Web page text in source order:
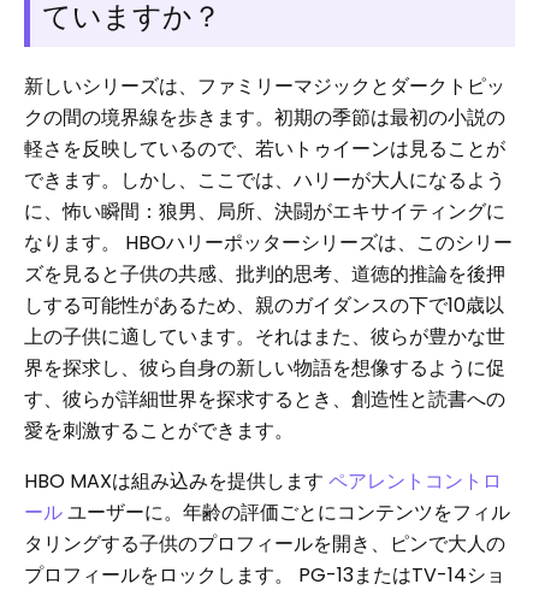
ていますか？
新しいシリーズは、ファミリーマジックとダークトピッ
クの間の境界線を歩きます。初期の季節は最初の小説の
軽さを反映しているので、若いトゥイーンは見ることが
できます。しかし、ここでは、ハリーが大人になるよう
に、怖い瞬間：狼男、局所、決闘がエキサイティングに
なります。 HBOハリーポッターシリーズは、このシリー
ズを見ると子供の共感、批判的思考、道徳的推論を後押
しする可能性があるため、親のガイダンスの下で10歳以
上の子供に適しています。それはまた、彼らが豊かな世
界を探求し、彼ら自身の新しい物語を想像するように促
す、彼らが詳細世界を探求するとき、創造性と読書への
愛を刺激することができます。
HBO MAXは組み込みを提供します ペアレントコントロ
ールユーザーに。年齢の評価ごとにコンテンツをフィル
タリングする子供のプロフィールを開き、ピンで大人の
プロフィールをロックします。 PG-13またはTV-14ショ